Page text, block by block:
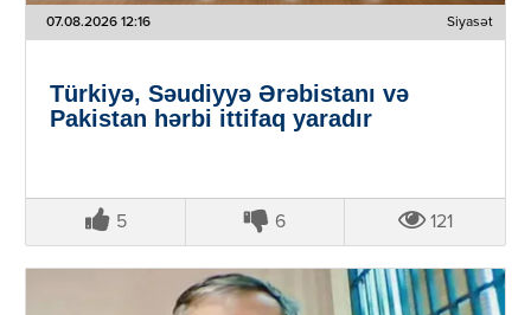
07.08.2026 12:16 Siyasət
Türkiyə, Səudiyyə Ərəbistanı və
Pakistan hərbi ittifaq yaradır
5 6 121